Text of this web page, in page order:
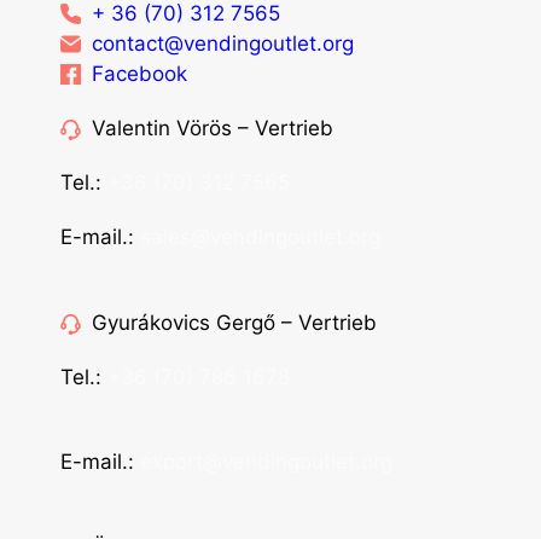
+ 36 (70) 312 7565
contact@vendingoutlet.org
Facebook
Valentin Vörös – Vertrieb
Tel.:
E-mail.:
Gyurákovics Gergő – Vertrieb
Tel.:
E-mail.: